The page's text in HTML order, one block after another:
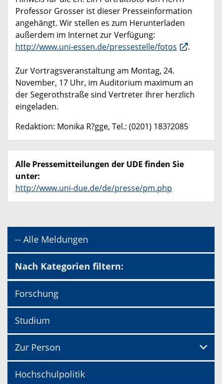
Professor Grosser ist dieser Presseinformation
angehängt. Wir stellen es zum Herunterladen
außerdem im Internet zur Verfügung:
http://www.uni-essen.de/pressestelle/fotos
.
Zur Vortragsveranstaltung am Montag, 24.
November, 17 Uhr, im Auditorium maximum an
der Segerothstraße sind Vertreter Ihrer herzlich
eingeladen.
Redaktion: Monika R?gge, Tel.: (0201) 183?2085
Alle Pressemitteilungen der UDE finden Sie
unter:
http://www.uni-due.de/de/presse/pm.php
-- Alle Meldungen
Nach Kategorien filtern:
Forschung
Studium
Zur Person
Hochschulpolitik